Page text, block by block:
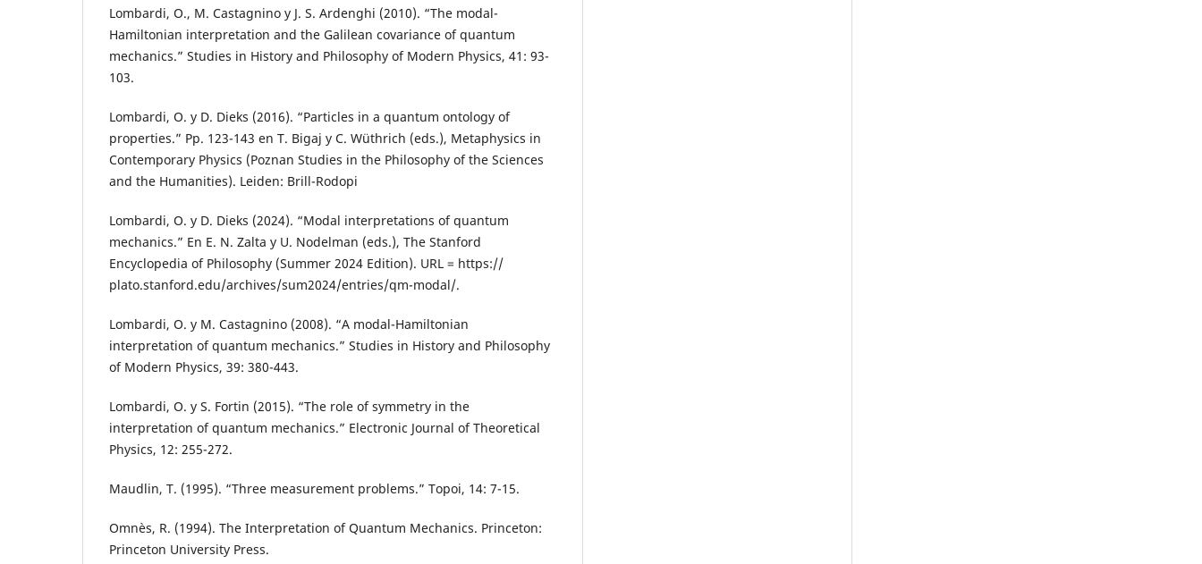
Lombardi, O., M. Castagnino y J. S. Ardenghi (2010). “The modal-
Hamiltonian interpretation and the Galilean covariance of quantum
mechanics.” Studies in History and Philosophy of Modern Physics, 41: 93-
103.
Lombardi, O. y D. Dieks (2016). “Particles in a quantum ontology of
properties.” Pp. 123-143 en T. Bigaj y C. Wüthrich (eds.), Metaphysics in
Contemporary Physics (Poznan Studies in the Philosophy of the Sciences
and the Humanities). Leiden: Brill-Rodopi
Lombardi, O. y D. Dieks (2024). “Modal interpretations of quantum
mechanics.” En E. N. Zalta y U. Nodelman (eds.), The Stanford
Encyclopedia of Philosophy (Summer 2024 Edition). URL = https://
plato.stanford.edu/archives/sum2024/entries/qm-modal/.
Lombardi, O. y M. Castagnino (2008). “A modal-Hamiltonian
interpretation of quantum mechanics.” Studies in History and Philosophy
of Modern Physics, 39: 380-443.
Lombardi, O. y S. Fortin (2015). “The role of symmetry in the
interpretation of quantum mechanics.” Electronic Journal of Theoretical
Physics, 12: 255-272.
Maudlin, T. (1995). “Three measurement problems.” Topoi, 14: 7-15.
Omnès, R. (1994). The Interpretation of Quantum Mechanics. Princeton:
Princeton University Press.